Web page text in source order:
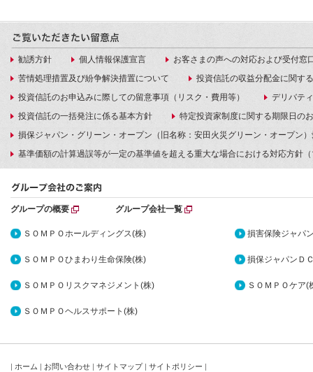
勧誘方針 個人情報保護宣言
お客さまの声への対応および受付窓
苦情処理措置及び紛争解決措置について
投資信託の収益分配金に関す
投資信託のお申込みに際しての留意事項（リスク・費用等）
デリバテ
投資信託の一括発注に係る基本方針
特定投資家制度に関する期限日の
損保ジャパン・グリーン・オープン（旧名称：安田火災グリーン・オープン
基準価額の計算過誤等が一定の基準値を超える重大な場合における対応方針
グループの概要 グループ会社一覧
ＳＯＭＰＯホールディングス(株) 損害保険ジャパ
ＳＯＭＰＯひまわり生命保険(株) 損保ジャパンＤ
ＳＯＭＰＯリスクマネジメント(株) ＳＯＭＰＯケア(
ＳＯＭＰＯヘルスサポート(株)
ホーム お問い合わせ サイトマップ サイトポリシー